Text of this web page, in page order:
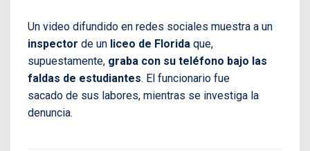
Un video difundido en redes sociales muestra a un
inspector de un liceo de Florida que,
supuestamente, graba con su teléfono bajo las
faldas de estudiantes. El funcionario fue
sacado de sus labores, mientras se investiga la
denuncia.